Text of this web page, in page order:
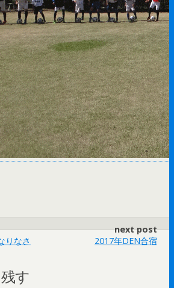
りなさ
next post
2017年DEN合宿
す